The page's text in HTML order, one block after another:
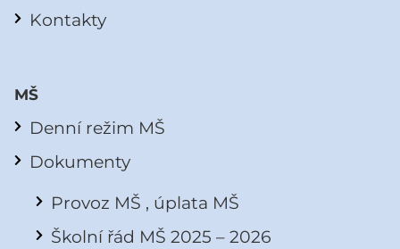
Kontakty
MŠ
Denní režim MŠ
Dokumenty
Provoz MŠ , úplata MŠ
Školní řád MŠ 2025 – 2026